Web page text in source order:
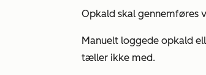
Opkald skal gennemføres
Manuelt loggede opkald
tæller ikke med.